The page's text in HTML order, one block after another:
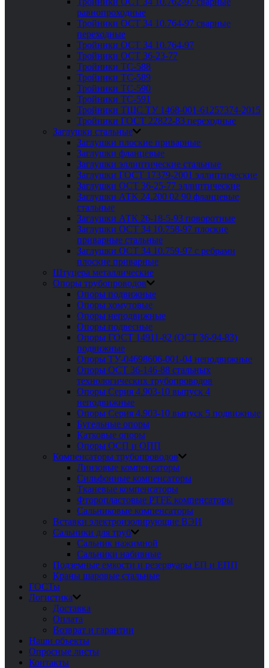
равнопроходные
Тройники ОСТ 34 10.764-97 сварные
переходные
Тройники ОСТ 34 10.764-97
Тройники ОСТ 36-23-77
Тройники ТС-588
Тройники ТС-589
Тройники ТС-590
Тройники ТС-591
Тройники ТШС ТУ 1468-001-61257374-2015
Тройники ГОСТ 22822-83 переходные
Заглушки стальные
Заглушки плоские приварные
Заглушки фланцевые
Заглушки эллиптические стальные
Заглушки ГОСТ 17379-2001 эллиптические
Заглушки ОСТ 36-25-77 эллиптические
Заглушки АТК 24.200 02 90 фланцевые
стальные
Заглушки АТК 26-18-5-93 поворотные
Заглушки ОСТ 34 10.758-97 плоские
приварные стальные
Заглушки ОСТ 34 10.759-97 с ребрами
плоские приварные
Штуцера металлические
Опоры трубопроводов
Опоры подвижные
Опоры хомутовые
Опоры неподвижные
Опоры подвесные
Опоры ГОСТ 14911-82 (ОСТ 36-94-83)
подвижные
Опоры ТУ-04698606-001-04 неподвижные
Опоры ОСТ 36-146-88 стальных
технологических трубопроводов
Опоры Серия 4.903-10 выпуск 4
неподвижные
Опоры Серия 4.903-10 выпуск 5 подвижные
Бугельные опоры
Катковые опоры
Опоры ОСП и ОПП
Компенсаторы трубопроводов
Линзовые компенсаторы
Сильфонные компенсаторы
Тканевые компенсаторы
Фторопластовые PTFE компенсаторы
Сальниковые компенсаторы
Вставки электроизолирующие ВЭИ
Сальники для труб
Сальник нажимной
Сальники набивные
Подземные емкости и резервуары ЕП и ЕПП
Краны шаровые стальные
ГОСТы
Логистика
Доставка
Оплата
Возврат и гарантии
Наши объекты
Опросные листы
Контакты